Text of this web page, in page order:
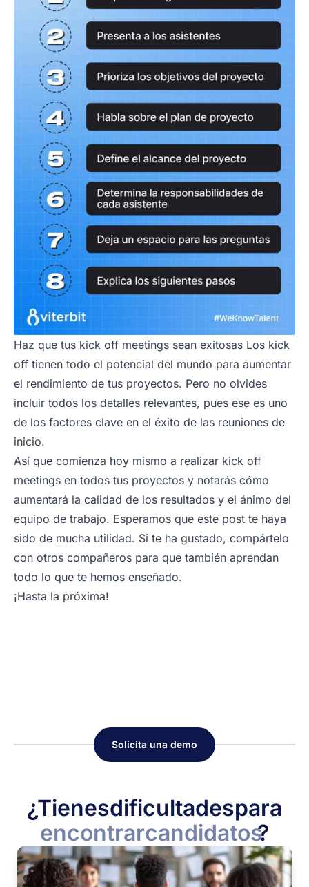
Haz que tus kick off meetings sean exitosas Los kick
off tienen todo el potencial del mundo para aumentar
el rendimiento de tus proyectos. Pero no olvides
incluir todos los detalles relevantes, pues ese es uno
de los factores clave en el éxito de las reuniones de
inicio.
Así que comienza hoy mismo a realizar kick off
meetings en todos tus proyectos y notarás cómo
aumentará la calidad de los resultados y el ánimo del
equipo de trabajo. Esperamos que este post te haya
sido de mucha utilidad. Si te ha gustado, compártelo
con otros compañeros para que también aprendan
todo lo que te hemos enseñado.
¡Hasta la próxima!
Solicita una demo
¿Tienesdificultadespara
encontrarcandidatos?